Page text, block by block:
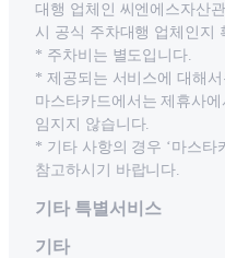
대행 업체인 씨엔에스자산
시 공식 주차대행 업체인지
* 주차비는 별도입니다.
* 제공되는 서비스에 대해
마스타카드에서는 제휴사
임지지 않습니다.
* 기타 사항의 경우 ‘마스타
참고하시기 바랍니다.
기타 특별서비스
기타